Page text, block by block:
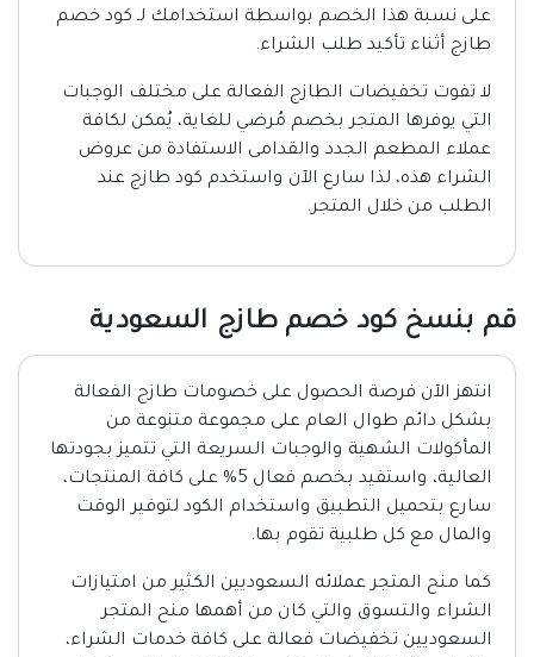
على نسبة هذا الخصم بواسطة استخدامك لـ كود خصم
طازج أثناء تأكيد طلب الشراء.
لا تفوت تخفيضات الطازج الفعالة على مختلف الوجبات
التي يوفرها المتجر بخصم مُرضي للغاية، يُمكن لكافة
عملاء المطعم الجدد والقدامى الاستفادة من عروض
الشراء هذه، لذا سارع الآن واستخدم كود طازج عند
الطلب من خلال المتجر.
قم بنسخ كود خصم طازج السعودية
انتهز الآن فرصة الحصول على خصومات طازج الفعالة
بشكل دائم طوال العام على مجموعة متنوعة من
المأكولات الشهية والوجبات السريعة التي تتميز بجودتها
العالية، واستفيد بخصم فعال 5% على كافة المنتجات،
سارع بتحميل التطبيق واستخدام الكود لتوفير الوقت
والمال مع كل طلبية تقوم بها.
كما منح المتجر عملائه السعوديين الكثير من امتيازات
الشراء والتسوق والتي كان من أهمها منح المتجر
السعوديين تخفيضات فعالة على كافة خدمات الشراء،